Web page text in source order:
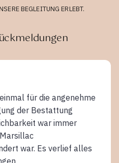
BEGLEITUNG ERLEBT.
für die angenehme
der Bestattung
war immer
war. Es verlief alles